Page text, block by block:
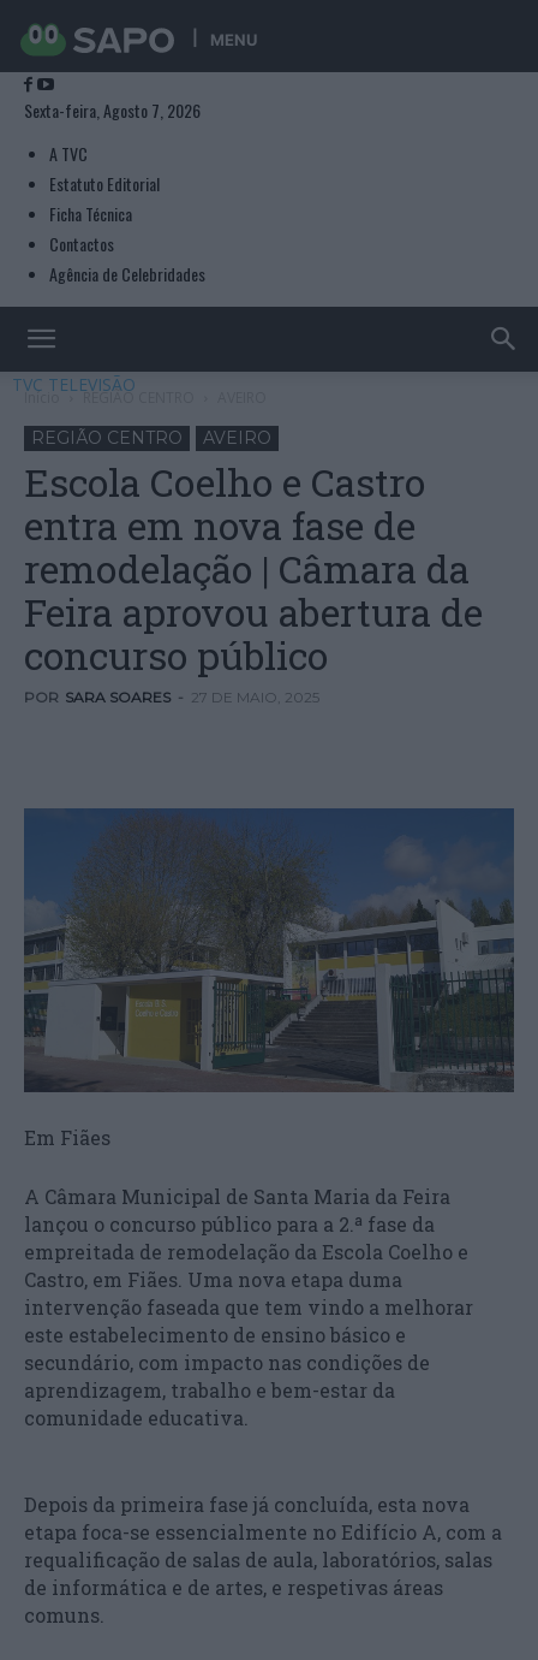
MENU
Sexta-feira, Agosto 7, 2026
A TVC
Estatuto Editorial
Ficha Técnica
Contactos
Agência de Celebridades
TVC TELEVISÃO
Início REGIÃO CENTRO
REGIÃO CENTRO AVEIRO
Escola Coelho e Castro
entra em nova fase de
remodelação | Câmara da
Feira aprovou abertura de
concurso público
POR SARA SOARES - 27 DE MAIO, 2025
Em Fiães
A Câmara Municipal de Santa Maria da Feira
lançou o concurso público para a 2.ª fase da
empreitada de remodelação da Escola Coelho e
Castro, em Fiães. Uma nova etapa duma
intervenção faseada que tem vindo a melhorar
este estabelecimento de ensino básico e
secundário, com impacto nas condições de
aprendizagem, trabalho e bem-estar da
comunidade educativa.
Depois da primeira fase já concluída, esta nova
etapa foca-se essencialmente no Edifício A, com a
requalificação de salas de aula, laboratórios, salas
de informática e de artes, e respetivas áreas
comuns.